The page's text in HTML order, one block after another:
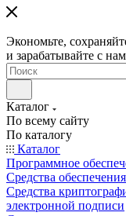
Экономьте,
и зарабатывайте с
Каталог
По всему сайту
По каталогу
Каталог
Программное
Средства
Средства
электронной подписи